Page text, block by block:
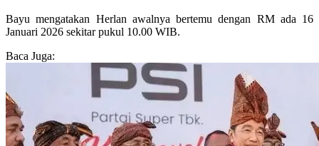
Bayu mengatakan Herlan awalnya bertemu dengan RM ada 16
Januari 2026 sekitar pukul 10.00 WIB.
Baca Juga: